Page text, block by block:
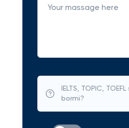
IELTS, TOPIC,
bormi?